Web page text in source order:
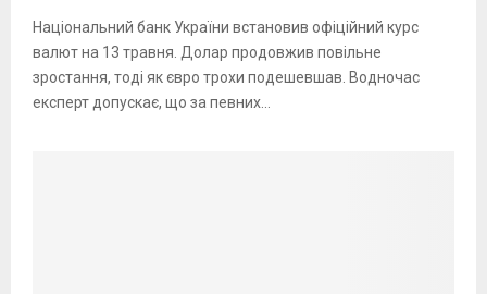
Національний банк України встановив офіційний курс
валют на 13 травня. Долар продовжив повільне
зростання, тоді як євро трохи подешевшав. Водночас
експерт допускає, що за певних...